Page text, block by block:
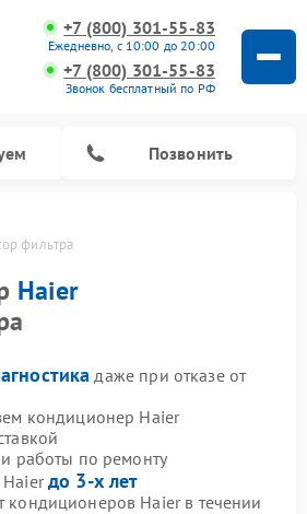
+7 (800) 301-55-83
Ежедневно, с 10:00 до 20:00
+7 (800) 301-55-83
Звонок бесплатный по РФ
Позвонить
фильтра
Haier
даже при отказе от
кондиционер Haier
работы по ремонту
Haierдо 3-х лет
Haier в течении